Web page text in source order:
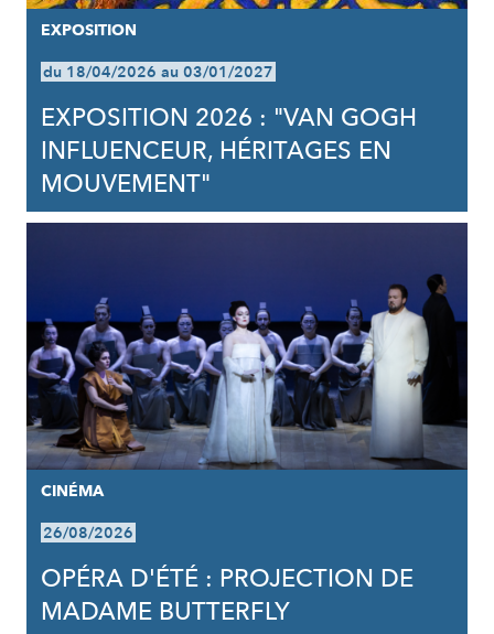
EXPOSITION
du 18/04/2026 au 03/01/2027
EXPOSITION 2026 : "VAN GOGH
INFLUENCEUR, HÉRITAGES EN
MOUVEMENT"
CINÉMA
26/08/2026
OPÉRA D'ÉTÉ : PROJECTION DE
MADAME BUTTERFLY